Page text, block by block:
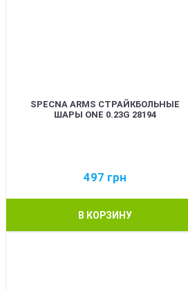
SPECNA ARMS СТРАЙКБОЛЬНЫЕ
ШАРЫ ONE 0.23G 28194
497 грн
В КОРЗИНУ